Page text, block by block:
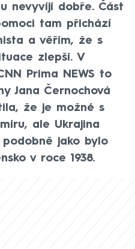
nevyvíjí dobře. Část
tam přichází
a věřím, že s
zlepší. V
Prima NEWS to
Jana Černochová
že je možné s
ale Ukrajina
jako bylo
v roce 1938.